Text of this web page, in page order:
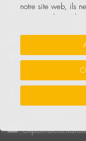
+34 91 802 12 91
LT51 Workspace, Oficina
notre site web, ils
goûts et intérêts
Vous pouvez
le bouton
Pour plus